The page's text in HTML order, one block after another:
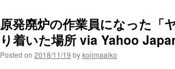
原発廃炉の作業員になった
り着いた場所 via Yahoo
Posted on 2018/11/19 bykojimaaiko